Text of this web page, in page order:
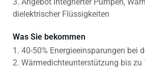
dielektrischer Flüssigkeiten
Was Sie bekommen
1. 40-50% Energieeinsparungen bei
2. Wärmedichteunterstützung bis zu